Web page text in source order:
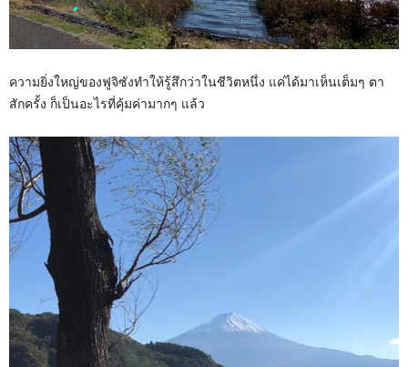
ความยิ่งใหญ่ของฟูจิซังทำให้รู้สึกว่าในชีวิตหนึ่ง แค่ได้มาเห็นเต็มๆ ตา
สักครั้ง ก็เป็นอะไรที่คุ้มค่ามากๆ แล้ว